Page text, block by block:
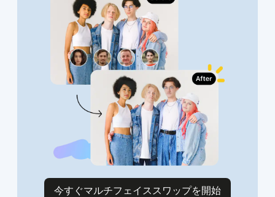
今すぐマルチフェイススワップを開始